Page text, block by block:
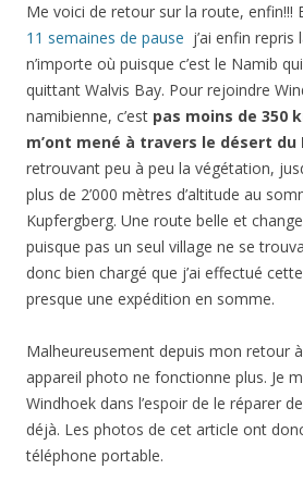
Me voici de retour sur la route, enfin!!!
11 semaines de pause j’ai enfin
n’importe où puisque c’est le Namib
quittant Walvis Bay. Pour rejoindre
namibienne, c’est pas moins de 350
m’ont mené à travers le désert du
retrouvant peu à peu la végétation,
plus de 2’000 mètres d’altitude au
Kupfergberg. Une route belle et
puisque pas un seul village ne se
donc bien chargé que j’ai effectué
presque une expédition en somme.
Malheureusement depuis mon retour
appareil photo ne fonctionne plus. Je
Windhoek dans l’espoir de le réparer
déjà. Les photos de cet article ont
téléphone portable.